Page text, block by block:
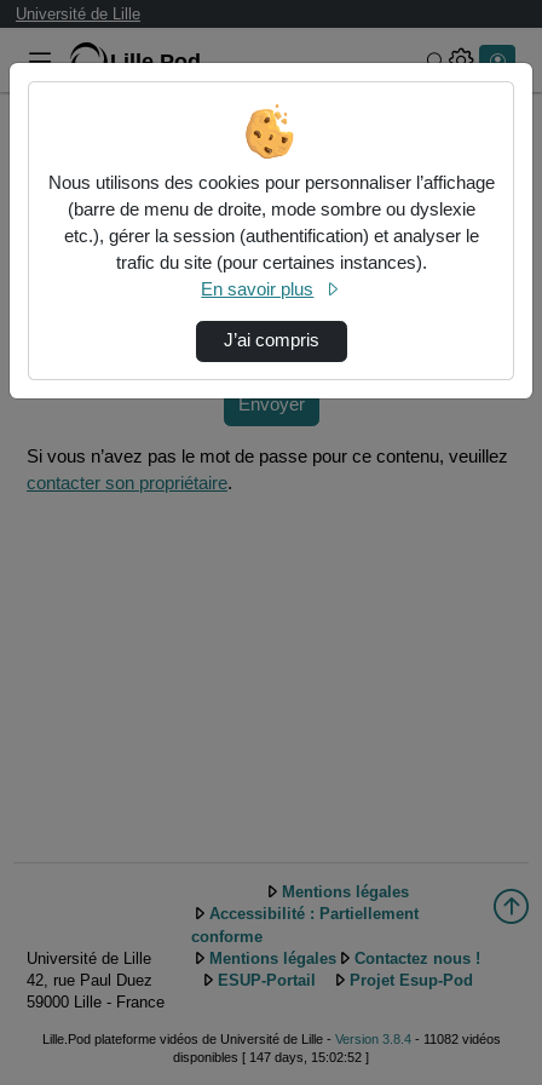
Université de Lille
Lille.Pod Rechercher
GC5 - Nachrichtenmagazin.mp4
Mot de passe requis
Cette vidéo est protégée par un mot de passe, veuillez le
fournir et cliquez sur envoyer.
Envoyer
Si vous n’avez pas le mot de passe pour ce contenu, veuillez
contacter son propriétaire.
Université de Lille
42, rue Paul Duez
59000 Lille - France
Mentions légales
Accessibilité : Partiellement
conforme
Mentions légales
Contactez nous !
ESUP-Portail
Projet Esup-Pod
Lille.Pod plateforme vidéos de Université de Lille - Version 3.8.4- 11082 vidéos
disponibles [ 147 days, 15:02:52 ]
Nous utilisons des cookies pour personnaliser l’affichage
(barre de menu de droite, mode sombre ou dyslexie
etc.), gérer la session (authentification) et analyser le
trafic du site (pour certaines instances).
En savoir plus
J’ai compris